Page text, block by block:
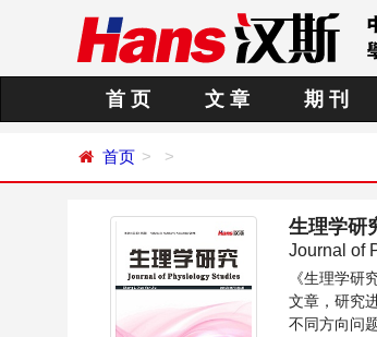
首 页 文 章 期 刊
首页
生理学研
Journal of
《生理学研
文章，研究
不同方向问